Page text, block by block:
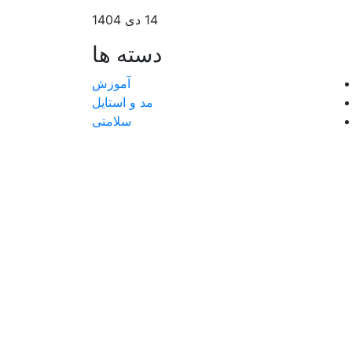
14 دی 1404
دسته ها
آموزش
مد و استایل
سلامتی